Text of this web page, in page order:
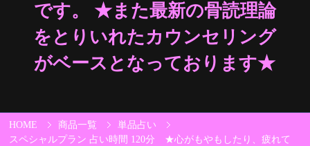
です。​ ​​★また最新の骨読理論
をとりいれたカウンセリング
がベースとなっております★
HOME 商品一覧
単品占い
スペシャルプラン 占い時間 120分 ★​​​​心がもやもしたり、疲れて